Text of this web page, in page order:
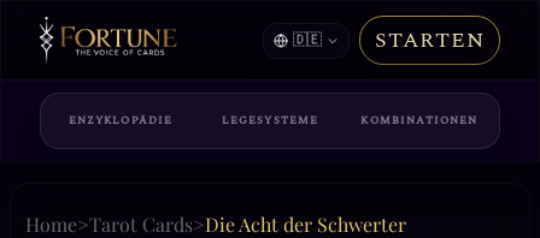
🇩🇪 STARTEN
ENZYKLOPÄDIE LEGESYSTEME KOMBINATIONEN
Home>Tarot Cards>Die Acht der Schwerter